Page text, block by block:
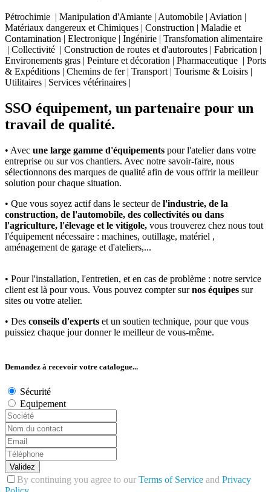
Pétrochimie | Manipulation d'Amiante | Automobile | Aviation |
Matériaux dangereux et Chimiques | Construction | Maladie et
Contamination | Electronique | Ingénirie | Transfomation alimentaire
| Collectivité | Construction de routes et d'autoroutes | Fabrication |
Environements gras | Peinture et décoration | Pharmaceutique | Ports
& Expéditions | Chemins de fer | Transport | Tourisme & Loisirs |
Utilitaires | Services vétérinaires |
SSO équipement, un partenaire pour un
travail de qualité.
• Avec une large gamme d'équipements pour l'atelier dans votre
entreprise ou sur vos chantiers. Avec notre savoir-faire, nous
sélectionnons des marques de qualité afin de vous offrir la meilleur
solution pour chaque situation.
• Que vous soyez actif dans le secteur de l'industrie, de la
construction, de l'automobile, des collectivités ou dans
l'agriculture, l'élevage et le vitigole, vous trouverez chez nous tout
l'équipement nécessaire : machines, outillage, matériel ,
aménagement de garage et d'ateliers,...
• Pour l'installation, l'entretien, et en cas de problème : notre service
client est là pour vous. Vous pouvez compter surnos équipes sur
sites ou votre atelier.
• Des conseils d'experts et un soutien technique, pour que vous
puissiez chaque jour donner le meilleur de vous-même.
Demandez à recevoir votre catalogue...
Sécurité
Equipement
Validez
By continuing you agree to our Terms of Service and Privacy